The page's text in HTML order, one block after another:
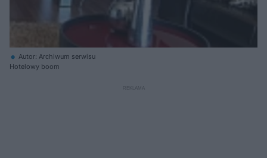
Autor: Archiwum serwisu
Hotelowy boom